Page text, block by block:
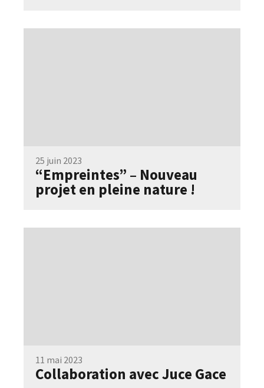
25 juin 2023
“Empreintes” – Nouveau
projet en pleine nature !
11 mai 2023
Collaboration avec Juce Gace